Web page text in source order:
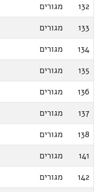
132
מגורים
133
מגורים
134
מגורים
135
מגורים
136
מגורים
137
מגורים
138
מגורים
141
מגורים
142
מגורים